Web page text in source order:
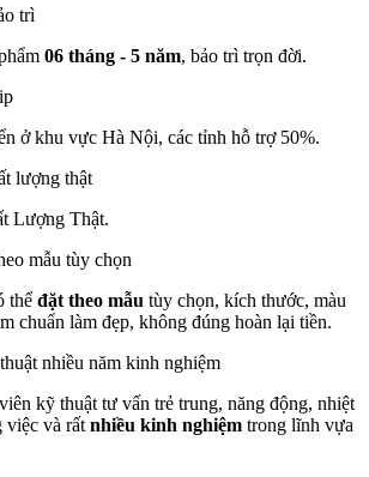
06 tháng - 5 năm, bảo trì trọn đời.
ở khu vực Hà Nội, các tỉnh hỗ trợ 50%.
Lượng Thật.
thể đặt theo mẫu tùy chọn, kích thước, màu
chuẩn làm đẹp, không đúng hoàn lại tiền.
kỹ thuật tư vấn trẻ trung, năng động, nhiệt
việc và rất nhiều kinh nghiệm trong lĩnh vựa